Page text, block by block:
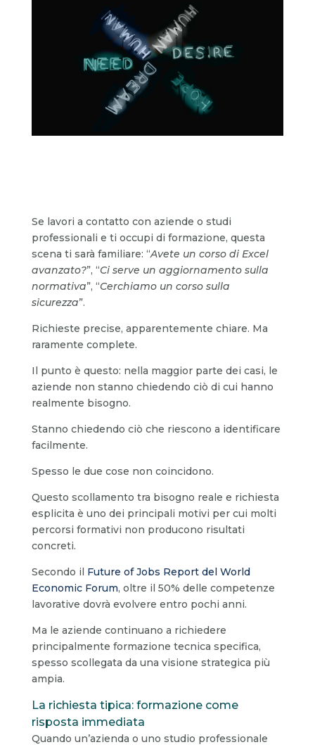
Se lavori a contatto con aziende o studi
professionali e ti occupi di formazione, questa
scena ti sarà familiare: “Avete un corso di Excel
avanzato?”, “Ci serve un aggiornamento sulla
normativa”, “Cerchiamo un corso sulla
sicurezza”.
Richieste precise, apparentemente chiare. Ma
raramente complete.
Il punto è questo: nella maggior parte dei casi, le
aziende non stanno chiedendo ciò di cui hanno
realmente bisogno.
Stanno chiedendo ciò che riescono a identificare
facilmente.
Spesso le due cose non coincidono.
Questo scollamento tra bisogno reale e richiesta
esplicita è uno dei principali motivi per cui molti
percorsi formativi non producono risultati
concreti.
Secondo il Future of Jobs Report del World
Economic Forum, oltre il 50% delle competenze
lavorative dovrà evolvere entro pochi anni.
Ma le aziende continuano a richiedere
principalmente formazione tecnica specifica,
spesso scollegata da una visione strategica più
ampia.
La richiesta tipica: formazione come
risposta immediata
Quando un’azienda o uno studio professionale